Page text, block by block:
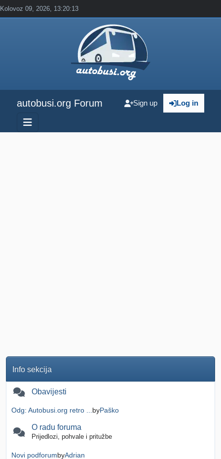
Kolovoz 09, 2026, 13:20:13
autobusi.org Forum Log in
Sign up
Info sekcija
Obavijesti
Odg: Autobusi.org retro ... byPaško
O radu foruma
Prijedlozi, pohvale i pritužbe
Novi podforumbyAdrian